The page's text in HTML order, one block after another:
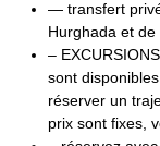
— transfert
Hurghada et de
–
sont
réserver un
prix sont fixes,